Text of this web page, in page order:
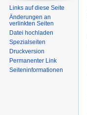
Links auf diese Seite
Änderungen an
verlinkten Seiten
Datei hochladen
Spezialseiten
Druckversion
Permanenter Link
Seiten­informationen